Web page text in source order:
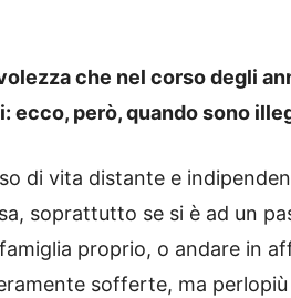
che nel corso degli
ecco, però, quando sono
di vita distante e
soprattutto se si è ad un
proprio, o andare in
sofferte, ma